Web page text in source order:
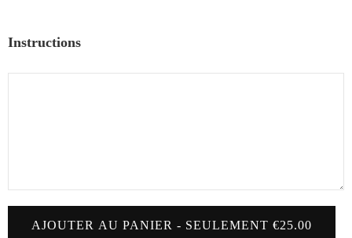
Instructions
AJOUTER AU PANIER - SEULEMENT €25.00